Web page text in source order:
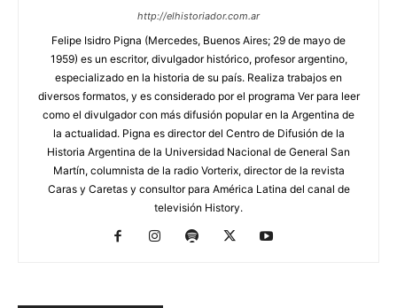
http://elhistoriador.com.ar
Felipe Isidro Pigna (Mercedes, Buenos Aires; 29 de mayo de
1959) es un escritor, divulgador histórico, profesor argentino,
especializado en la historia de su país. Realiza trabajos en
diversos formatos, y es considerado por el programa Ver para leer
como el divulgador con más difusión popular en la Argentina de
la actualidad. Pigna es director del Centro de Difusión de la
Historia Argentina de la Universidad Nacional de General San
Martín, columnista de la radio Vorterix, director de la revista
Caras y Caretas y consultor para América Latina del canal de
televisión History.